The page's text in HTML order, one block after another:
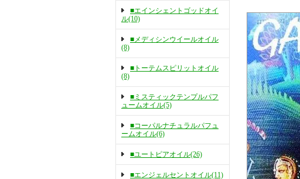
■エインシェントゴッドオイ
ル(10)
■メディシンウイールオイル
(8)
■トーテムスピリットオイル
(8)
■ミスティックテンプルパフ
ュームオイル(5)
■コーパルナチュラルパフュ
ームオイル(6)
■ユートピアオイル(26)
■エンジェルセントオイル(11)